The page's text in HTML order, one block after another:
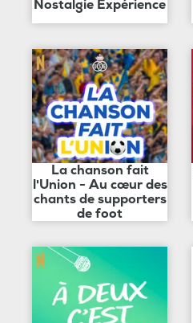
Nostalgie Expérience
La chanson fait
l'Union - Au cœur des
chants de supporters
de foot